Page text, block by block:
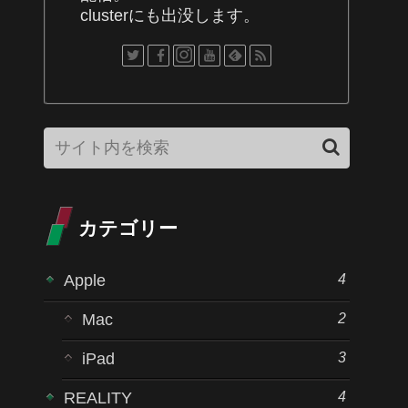
clusterにも出没します。
カテゴリー
Apple 4
Mac 2
iPad 3
REALITY 4